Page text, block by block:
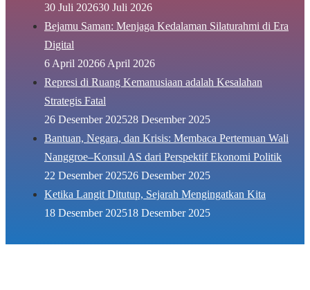
30 Juli 202630 Juli 2026
Bejamu Saman: Menjaga Kedalaman Silaturahmi di Era
Digital
6 April 20266 April 2026
Represi di Ruang Kemanusiaan adalah Kesalahan
Strategis Fatal
26 Desember 202528 Desember 2025
Bantuan, Negara, dan Krisis: Membaca Pertemuan Wali
Nanggroe–Konsul AS dari Perspektif Ekonomi Politik
22 Desember 202526 Desember 2025
Ketika Langit Ditutup, Sejarah Mengingatkan Kita
18 Desember 202518 Desember 2025